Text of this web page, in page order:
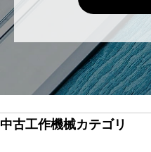
中古工作機械カテゴリ